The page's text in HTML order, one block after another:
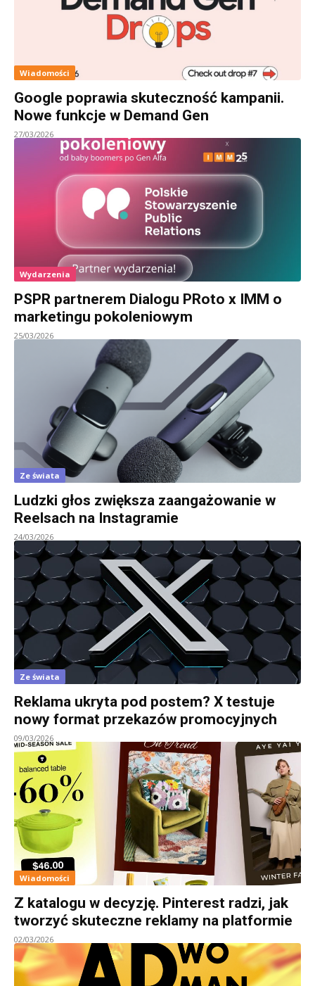
Wiadomości
Google poprawia skuteczność kampanii.
Nowe funkcje w Demand Gen
27/03/2026
Wydarzenia
PSPR partnerem Dialogu PRoto x IMM o
marketingu pokoleniowym
25/03/2026
Ze świata
Ludzki głos zwiększa zaangażowanie w
Reelsach na Instagramie
24/03/2026
Ze świata
Reklama ukryta pod postem? X testuje
nowy format przekazów promocyjnych
09/03/2026
Wiadomości
Z katalogu w decyzję. Pinterest radzi, jak
tworzyć skuteczne reklamy na platformie
02/03/2026